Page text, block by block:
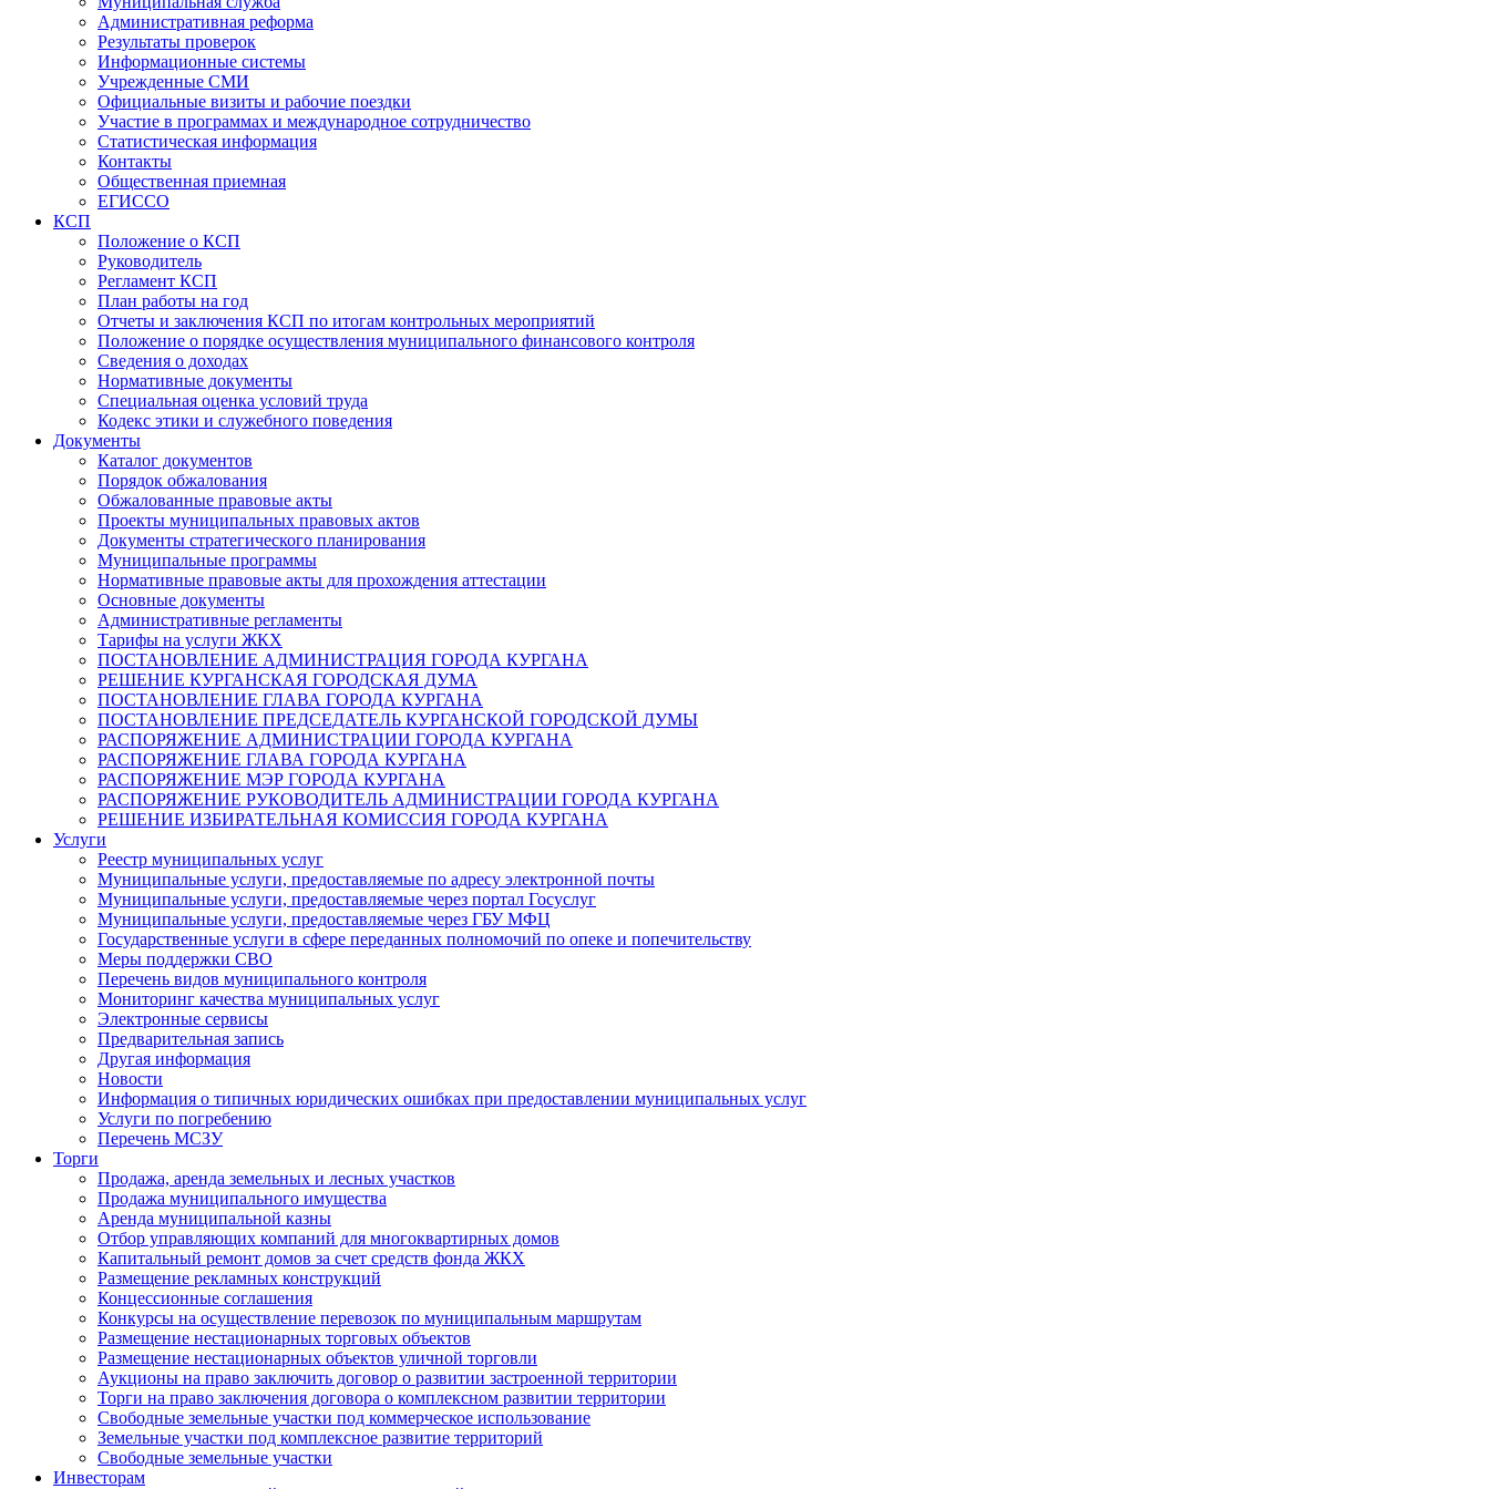
Административная реформа
Результаты проверок
Информационные системы
Учрежденные СМИ
Официальные визиты и рабочие поездки
Участие в программах и международное сотрудничество
Статистическая информация
Контакты
Общественная приемная
ЕГИССО
КСП
Положение о КСП
Руководитель
Регламент КСП
План работы на год
Отчеты и заключения КСП по итогам контрольных мероприятий
Положение о порядке осуществления муниципального финансового контроля
Сведения о доходах
Нормативные документы
Специальная оценка условий труда
Кодекс этики и служебного поведения
Документы
Каталог документов
Порядок обжалования
Обжалованные правовые акты
Проекты муниципальных правовых актов
Документы стратегического планирования
Муниципальные программы
Нормативные правовые акты для прохождения аттестации
Основные документы
Административные регламенты
Тарифы на услуги ЖКХ
ПОСТАНОВЛЕНИЕ АДМИНИСТРАЦИЯ ГОРОДА КУРГАНА
РЕШЕНИЕ КУРГАНСКАЯ ГОРОДСКАЯ ДУМА
ПОСТАНОВЛЕНИЕ ГЛАВА ГОРОДА КУРГАНА
ПОСТАНОВЛЕНИЕ ПРЕДСЕДАТЕЛЬ КУРГАНСКОЙ ГОРОДСКОЙ ДУМЫ
РАСПОРЯЖЕНИЕ АДМИНИСТРАЦИИ ГОРОДА КУРГАНА
РАСПОРЯЖЕНИЕ ГЛАВА ГОРОДА КУРГАНА
РАСПОРЯЖЕНИЕ МЭР ГОРОДА КУРГАНА
РАСПОРЯЖЕНИЕ РУКОВОДИТЕЛЬ АДМИНИСТРАЦИИ ГОРОДА КУРГАНА
РЕШЕНИЕ ИЗБИРАТЕЛЬНАЯ КОМИССИЯ ГОРОДА КУРГАНА
Услуги
Реестр муниципальных услуг
Муниципальные услуги, предоставляемые по адресу электронной почты
Муниципальные услуги, предоставляемые через портал Госуслуг
Муниципальные услуги, предоставляемые через ГБУ МФЦ
Государственные услуги в сфере переданных полномочий по опеке и попечительству
Меры поддержки СВО
Перечень видов муниципального контроля
Мониторинг качества муниципальных услуг
Электронные сервисы
Предварительная запись
Другая информация
Новости
Информация о типичных юридических ошибках при предоставлении муниципальных услуг
Услуги по погребению
Перечень МСЗУ
Торги
Продажа, аренда земельных и лесных участков
Продажа муниципального имущества
Аренда муниципальной казны
Отбор управляющих компаний для многоквартирных домов
Капитальный ремонт домов за счет средств фонда ЖКХ
Размещение рекламных конструкций
Концессионные соглашения
Конкурсы на осуществление перевозок по муниципальным маршрутам
Размещение нестационарных торговых объектов
Размещение нестационарных объектов уличной торговли
Аукционы на право заключить договор о развитии застроенной территории
Торги на право заключения договора о комплексном развитии территории
Свободные земельные участки под коммерческое использование
Земельные участки под комплексное развитие территорий
Свободные земельные участки
Инвесторам